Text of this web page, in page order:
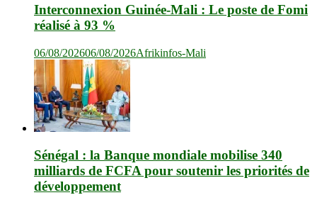
Interconnexion Guinée-Mali : Le poste de Fomi
réalisé à 93 %
06/08/202606/08/2026Afrikinfos-Mali
Sénégal : la Banque mondiale mobilise 340
milliards de FCFA pour soutenir les priorités de
développement